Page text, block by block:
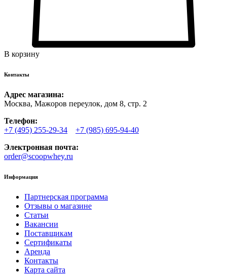
В корзину
Контакты
Адрес магазина:
Москва, Мажоров переулок, дом 8, стр. 2
Телефон:
+7 (495) 255-29-34
+7 (985) 695-94-40
Электронная почта:
order@scoopwhey.ru
Информация
Партнерская программа
Отзывы о магазине
Статьи
Вакансии
Поставщикам
Сертификаты
Аренда
Контакты
Карта сайта